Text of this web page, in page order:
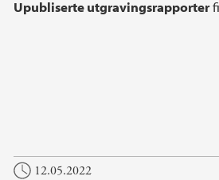
Upubliserte utgravingsrapporter
12.05.2022